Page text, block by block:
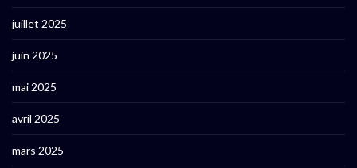
juillet 2025
juin 2025
mai 2025
avril 2025
mars 2025